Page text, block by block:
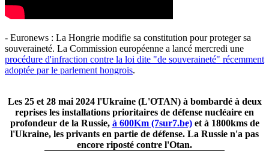
- Euronews : La Hongrie modifie sa constitution pour proteger sa
souveraineté. La Commission européenne a lancé mercredi une
procédure d'infraction contre la loi dite "de souveraineté" récemment
adoptée par le parlement hongrois.
Les 25 et 28 mai 2024 l'Ukraine (L'OTAN) à bombardé à deux
reprises les installations prioritaires de défense nucléaire en
profondeur de la Russie, à 600Km (7sur7.be)et à 1800kms de
l'Ukraine, les privants en partie de défense. La Russie n'a pas
encore riposté contre l'Otan.